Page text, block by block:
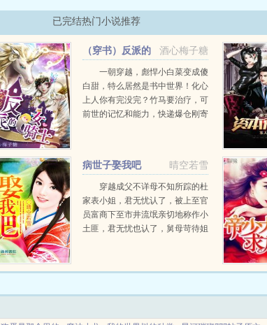
已完结热门小说推荐
酒心梅子糖
（穿书）反派的
女骑士一朝穿越，彪悍小白菜变成傻
白甜，特么居然是书中世界！化心
上人你有完没完？竹马要治疗，可
前世的记忆和能力，快递爆仓刚寄
继续支持ω＼...
晴空若雪
病世子娶我吧
穿越成父不详母不知所踪的杜
家表小姐，君无忧认了，被上至官
员富商下至市井流氓亲切地称作小
土匪，君无忧也认了，舅母苛待姐
她清白，逼她嫁给一个好色纨